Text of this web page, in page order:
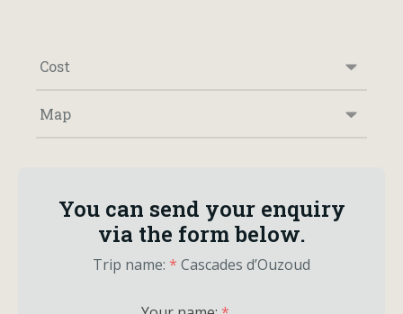
Cost
Map
You can send your enquiry
via the form below.
Trip name: * Cascades d’Ouzoud